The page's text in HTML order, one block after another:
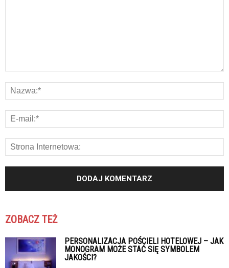
ZOBACZ TEŻ
PERSONALIZACJA POŚCIELI HOTELOWEJ – JAK
MONOGRAM MOŻE STAĆ SIĘ SYMBOLEM
JAKOŚCI?